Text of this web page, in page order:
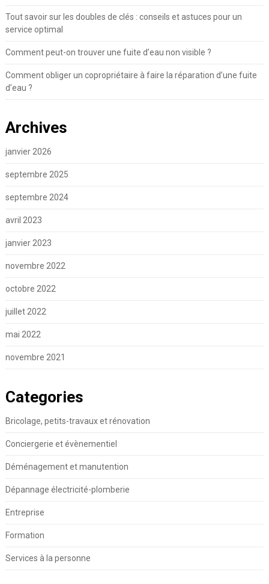
Tout savoir sur les doubles de clés : conseils et astuces pour un
service optimal
Comment peut-on trouver une fuite d’eau non visible ?
Comment obliger un copropriétaire à faire la réparation d’une fuite
d’eau ?
Archives
janvier 2026
septembre 2025
septembre 2024
avril 2023
janvier 2023
novembre 2022
octobre 2022
juillet 2022
mai 2022
novembre 2021
Categories
Bricolage, petits-travaux et rénovation
Conciergerie et évènementiel
Déménagement et manutention
Dépannage électricité-plomberie
Entreprise
Formation
Services à la personne